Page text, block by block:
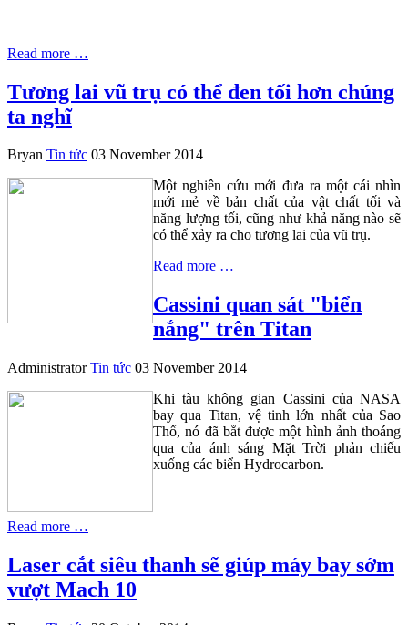
Read more …
Tương lai vũ trụ có thể đen tối hơn chúng
ta nghĩ
Bryan Tin tức 03 November 2014
Một nghiên cứu mới đưa ra một cái nhìn
mới mẻ về bản chất của vật chất tối và
năng lượng tối, cũng như khả năng nào sẽ
có thể xảy ra cho tương lai của vũ trụ.
Read more …
Cassini quan sát "biển
nắng" trên Titan
Administrator Tin tức 03 November 2014
Khi tàu không gian Cassini của NASA
bay qua Titan, vệ tinh lớn nhất của Sao
Thổ, nó đã bắt được một hình ảnh thoáng
qua của ánh sáng Mặt Trời phản chiếu
xuống các biển Hydrocarbon.
Read more …
Laser cắt siêu thanh sẽ giúp máy bay sớm
vượt Mach 10